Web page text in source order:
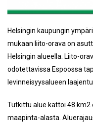
Helsingin kaupungin
mukaan liito-orava on
Helsingin alueella. Liito-
odotettavissa Espoossa
levinneisyysalueen
Tutkittu alue kattoi 48 km2
maapinta-alasta.